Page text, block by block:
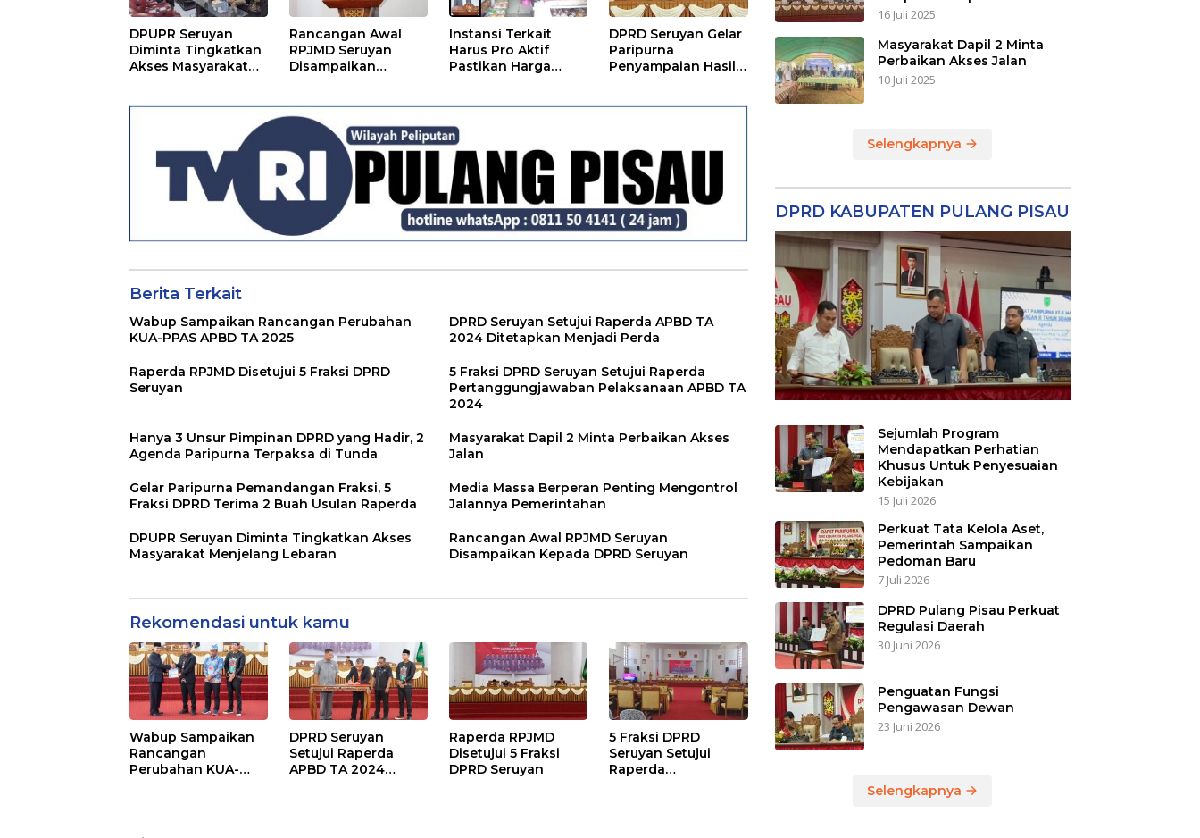
DPUPR Seruyan
Diminta Tingkatkan
Akses Masyarakat
Rancangan Awal
RPJMD Seruyan
Disampaikan
Instansi Terkait
Harus Pro Aktif
Pastikan Harga
DPRD Seruyan Gelar
Paripurna
Penyampaian Hasil
Berita Terkait
Wabup Sampaikan Rancangan Perubahan
KUA-PPAS APBD TA 2025
DPRD Seruyan Setujui Raperda APBD TA
2024 Ditetapkan Menjadi Perda
Raperda RPJMD Disetujui 5 Fraksi DPRD
Seruyan
5 Fraksi DPRD Seruyan Setujui Raperda
Pertanggungjawaban Pelaksanaan APBD TA
2024
Hanya 3 Unsur Pimpinan DPRD yang Hadir, 2
Agenda Paripurna Terpaksa di Tunda
Masyarakat Dapil 2 Minta Perbaikan Akses
Jalan
Gelar Paripurna Pemandangan Fraksi, 5
Fraksi DPRD Terima 2 Buah Usulan Raperda
Media Massa Berperan Penting Mengontrol
Jalannya Pemerintahan
DPUPR Seruyan Diminta Tingkatkan Akses
Masyarakat Menjelang Lebaran
Rancangan Awal RPJMD Seruyan
Disampaikan Kepada DPRD Seruyan
Rekomendasi untuk kamu
Wabup Sampaikan
Rancangan
Perubahan KUA-
DPRD Seruyan
Setujui Raperda
APBD TA 2024
Raperda RPJMD
Disetujui 5 Fraksi
DPRD Seruyan
5 Fraksi DPRD
Seruyan Setujui
Raperda
16 Juli 2025
Masyarakat Dapil 2 Minta
Perbaikan Akses Jalan
10 Juli 2025
Selengkapnya
DPRD KABUPATEN PULANG PISAU
Sejumlah Program
Mendapatkan Perhatian
Khusus Untuk Penyesuaian
Kebijakan
15 Juli 2026
Perkuat Tata Kelola Aset,
Pemerintah Sampaikan
Pedoman Baru
7 Juli 2026
DPRD Pulang Pisau Perkuat
Regulasi Daerah
30 Juni 2026
Penguatan Fungsi
Pengawasan Dewan
23 Juni 2026
Selengkapnya